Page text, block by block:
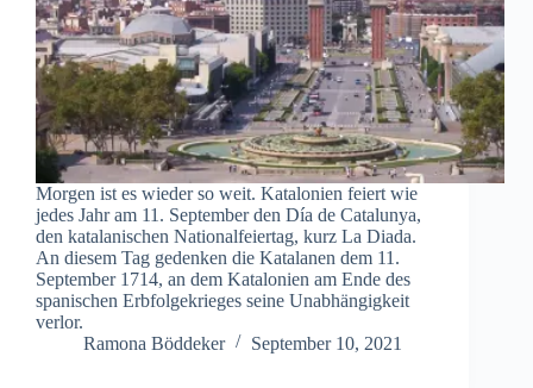
Morgen ist es wieder so weit. Katalonien feiert wie
jedes Jahr am 11. September den Día de Catalunya,
den katalanischen Nationalfeiertag, kurz La Diada.
An diesem Tag gedenken die Katalanen dem 11.
September 1714, an dem Katalonien am Ende des
spanischen Erbfolgekrieges seine Unabhängigkeit
verlor.
Ramona Böddeker
September 10, 2021